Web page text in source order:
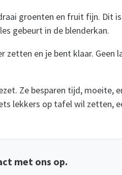
groenten en fruit fijn. Dit
gebeurt in de blenderkan.
en je bent klaar. Geen
Ze besparen tijd, moeite,
lekkers op tafel wil zetten,
met ons op.